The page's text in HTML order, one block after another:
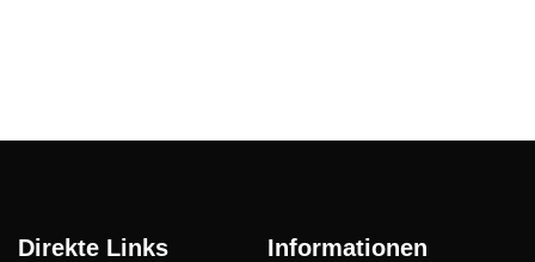
Direkte Links Informationen